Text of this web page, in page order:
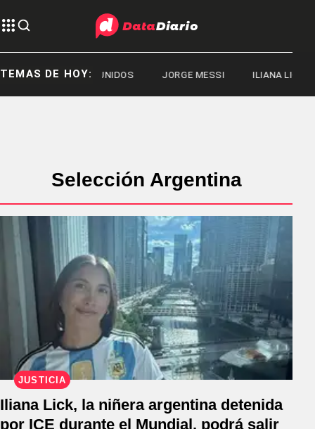
TEMAS DE HOY:
ESTADOS UNIDOS JORGE MESSI ILIANA LICK
Selección Argentina
JUSTICIA
Iliana Lick, la niñera argentina detenida
por ICE durante el Mundial, podrá salir